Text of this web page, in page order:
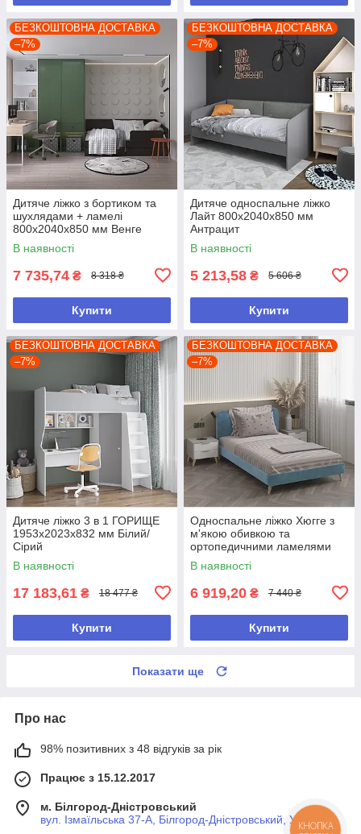
БЕЗКОШТОВНА ДОСТАВКА
–7%
Дитяче ліжко з бортиком та
шухлядами + ламелі
800х2040х850 мм Венге
Магія
В наявності
7 735,74 ₴ 8 318 ₴
Купити
БЕЗКОШТОВНА ДОСТАВКА
–7%
Дитяче односпальне ліжко
Лайт 800х2040х850 мм
Антрацит
В наявності
5 213,58 ₴ 5 606 ₴
Купити
БЕЗКОШТОВНА ДОСТАВКА
–7%
Дитяче ліжко 3 в 1 ГОРИЩЕ
1953х2023х832 мм Білий/
Сірий
В наявності
17 183,61 ₴ 18 477 ₴
Купити
БЕЗКОШТОВНА ДОСТАВКА
–7%
Односпальне ліжко Хюгге з
м'якою обивкою та
ортопедичними ламелями
Блакитний 900*950*2056 мм
В наявності
6 919,20 ₴ 7 440 ₴
Купити
Показати ще
Про нас
98% позитивних з 48 відгуків за рік
Працює з 15.12.2017
м. Білгород-Дністровський
вул. Ізмаїльська 37-А, Білгород-Дністровський, Україна
КНОПКА